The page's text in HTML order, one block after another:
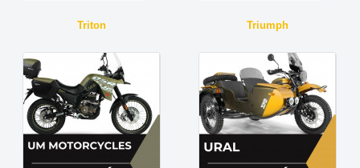
Triton Triumph